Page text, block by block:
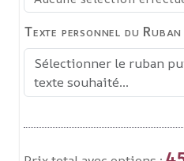
Texte personnel du Ruban